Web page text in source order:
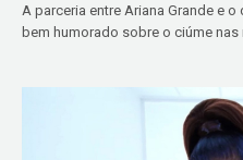
A parceria entre Ariana Grande e
bem humorado sobre o ciúme nas